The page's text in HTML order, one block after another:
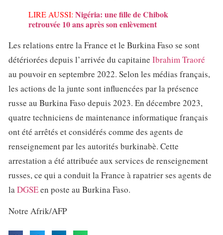
LIRE AUSSI: Nigéria: une fille de Chibok
retrouvée 10 ans après son enlèvement
Les relations entre la France et le Burkina Faso se sont
détériorées depuis l’arrivée du capitaine Ibrahim Traoré
au pouvoir en septembre 2022. Selon les médias français,
les actions de la junte sont influencées par la présence
russe au Burkina Faso depuis 2023. En décembre 2023,
quatre techniciens de maintenance informatique français
ont été arrêtés et considérés comme des agents de
renseignement par les autorités burkinabè. Cette
arrestation a été attribuée aux services de renseignement
russes, ce qui a conduit la France à rapatrier ses agents de
laDGSEen poste au Burkina Faso.
Notre Afrik/AFP